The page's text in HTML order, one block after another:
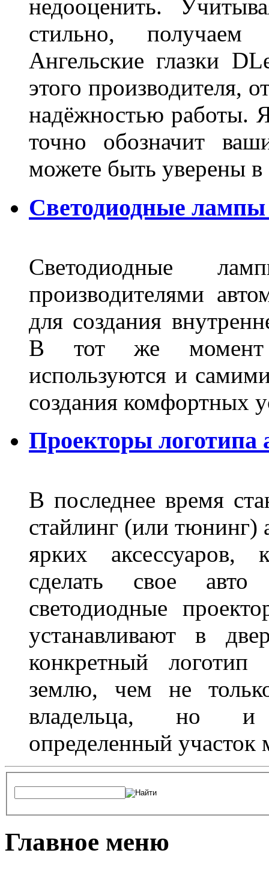
недооценить.
стильно,
Ангельские глазки
этого производителя,
надёжностью работы.
точно обозначит
можете быть уверены
Светодиодные
Светодиодные
производителями
для создания
В тот же момент
используются и
создания комфортных
Проекторы логотипа
В последнее время
стайлинг (или тюнинг)
ярких аксессуаров,
сделать свое
светодиодные
устанавливают в
конкретный логотип
землю, чем не
владельца, но и
определенный участок
Главное меню